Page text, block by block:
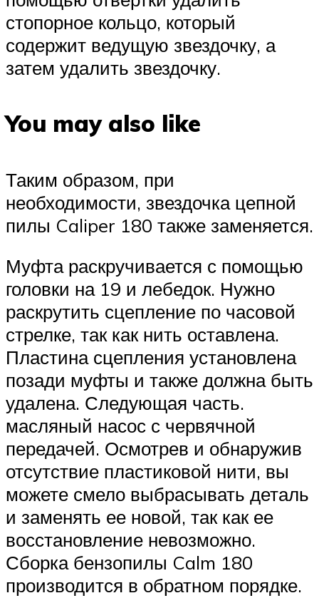
стопорное кольцо, который
содержит ведущую звездочку, а
затем удалить звездочку.
You may also like
Таким образом, при
необходимости, звездочка цепной
пилы Caliper 180 также заменяется.
Муфта раскручивается с помощью
головки на 19 и лебедок. Нужно
раскрутить сцепление по часовой
стрелке, так как нить оставлена.
Пластина сцепления установлена ​​
позади муфты и также должна быть
удалена. Следующая часть.
масляный насос с червячной
передачей. Осмотрев и обнаружив
отсутствие пластиковой нити, вы
можете смело выбрасывать деталь
и заменять ее новой, так как ее
восстановление невозможно.
Сборка бензопилы Calm 180
производится в обратном порядке.